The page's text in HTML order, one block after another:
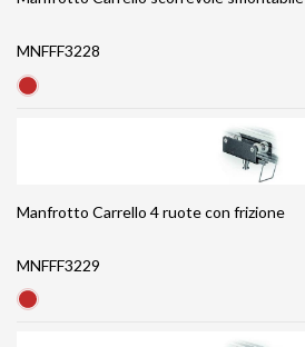
MNFFF3228
Manfrotto Carrello 4 ruote con frizione
MNFFF3229